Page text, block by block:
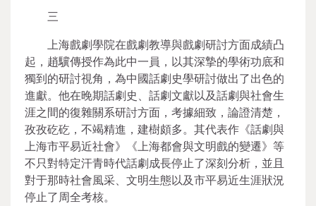
三
上海戲劇學院在戲劇教導與戲劇研討方面成績凸
起，趙驥傳授作為此中一員，以其深摯的學術功底和
獨到的研討視角，為中國話劇史學研討做出了出色的
進獻。他在晚期話劇史、話劇文獻以及話劇與社會生
涯之間的復雜關系研討方面，考據細致，論證清楚，
孜孜矻矻，不竭精進，建樹頗多。其代表作《話劇與
上海市平易近社會》《上海都會與文明戲的變遷》等
不只對特定汗青時代話劇成長停止了深刻分析，並且
對于那時社會風采、文明生態以及市平易近生涯狀況
停止了周全考核。